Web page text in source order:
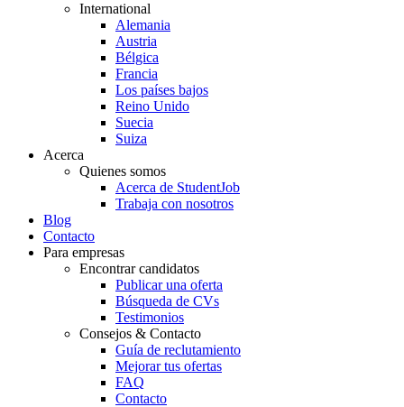
International
Alemania
Austria
Bélgica
Francia
Los países bajos
Reino Unido
Suecia
Suiza
Acerca
Quienes somos
Acerca de StudentJob
Trabaja con nosotros
Blog
Contacto
Para empresas
Encontrar candidatos
Publicar una oferta
Búsqueda de CVs
Testimonios
Consejos & Contacto
Guía de reclutamiento
Mejorar tus ofertas
FAQ
Contacto